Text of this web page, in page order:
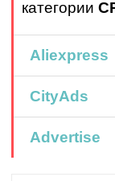
категории
Aliexpress
CityAds
Advertise